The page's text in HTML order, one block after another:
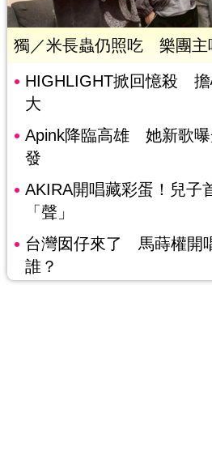
獨／米長蟲仍照吃 樂團主
HIGHLIGHT掀回憶殺 擔
大
Apink降臨高雄 她新歌曝
發
AKIRA開唱藏彩蛋！兒子
「聲」
台灣囡仔來了 馬蒔權開
誰？